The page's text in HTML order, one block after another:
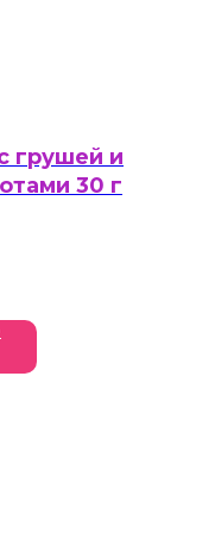
грушей и
30 г